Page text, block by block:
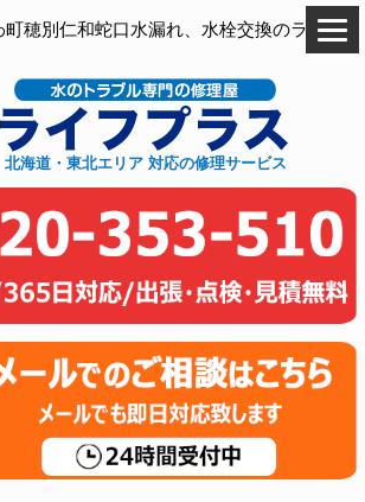
穂別仁和蛇口水漏れ、水栓交換のライフ
北海道・東北エリア 対応の修理サービス